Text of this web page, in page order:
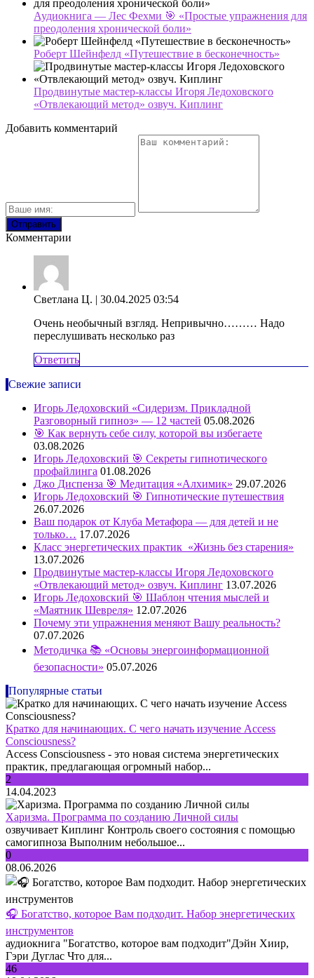
Аудиокнига — Лес Фехми 🎯 «Простые упражнения для
преодоления хронической боли»
Роберт Шейнфелд «Путешествие в бесконечность»
Продвинутые мастер-классы Игоря Ледоховского
«Отвлекающий метод» озвуч. Киплинг
Добавить комментарий
Комментарии
Светлана Ц.
| 30.04.2025 03:54
Очень необычный взгляд. Непривычно……… Надо
переслушивать несколько раз
Ответить
Свежие записи
Игорь Ледоховский «Сидеризм. Прикладной
Разговорный гипноз» — 12 частей 05.08.2026
🎯 Как вернуть себе силу, которой вы избегаете
03.08.2026
Игорь Ледоховский 🎯 Секреты гипнотического
профайлинга 01.08.2026
Джо Диспенза 🎯 Медитация «Алхимик» 29.07.2026
Игорь Ледоховский 🎯 Гипнотические путешествия
26.07.2026
Ваш подарок от Клуба Метафора — для детей и не
только… 17.07.2026
Класс энергетических практик «Жизнь без старения»
13.07.2026
Продвинутые мастер-классы Игоря Ледоховского
«Отвлекающий метод» озвуч. Киплинг 13.07.2026
Игорь Ледоховский 🎯 Шаблон чтения мыслей и
«Маятник Шевреля» 12.07.2026
Почему эти упражнения меняют Вашу реальность?
07.07.2026
Методичка 📚 «Основы энергоинформационной
безопасности» 05.07.2026
Популярные статьи
Кратко для начинающих. С чего начать изучение Access
Consciousness?
Access Consciousness - это новая система энергетических
практик, предлагающая огромный набор...
2
14.04.2023
Харизма. Программа по созданию Личной силы
озвучивает Киплинг Контроль своего состояния с помощью
самогипноза Выполним небольшое...
0
08.06.2026
🎧 Богатство, которое Вам подходит. Набор энергетических
инструментов
аудиокнига "Богатство, которое вам подходит"Дэйн Хиир,
Гэри Дуглас Что для...
46